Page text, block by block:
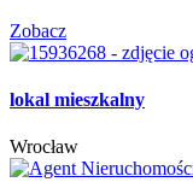
Zobacz
lokal mieszkalny
Wrocław